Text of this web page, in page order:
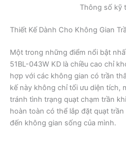
Thông số kỹ
Thiết Kế Dành Cho Không Gian
Một trong những điểm nổi bật
51BL-043W KD là chiều cao chỉ
hợp với các không gian có trần
kế này không chỉ tối ưu diện tích,
tránh tình trạng quạt chạm trần
hoàn toàn có thể lắp đặt quạt
đến không gian sống của mình.